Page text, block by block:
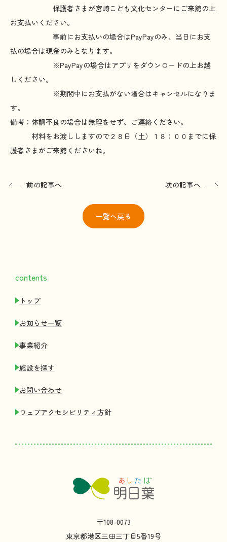
保護者さまが宮崎こども文化センターにご来館の上
お支払いください。
事前にお支払いの場合はPayPayのみ、当日にお支
払の場合は現金のみとなります。
※PayPayの場合はアプリをダウンロードの上お越
しください。
※期間中にお支払がない場合はキャンセルになりま
す。
備考：体調不良の場合は無理をせず、ご連絡ください。
材料をお渡ししますので２８日（土）１８：００までに保
護者さまがご来館くださいね。
前の記事へ 次の記事へ
一覧へ戻る
contents
トップ
お知 らせ一覧
事業紹介
施設を探す
お問い合わせ
ウェブアクセシビリティ 方針
〒108-0073
東京都港区三田三丁目5番19号